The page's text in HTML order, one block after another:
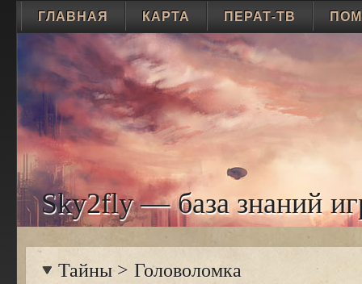
ГЛАВНАЯ КАРТА ПЕРАТ-ТВ
Sky2fly — база знаний
Тайны> Головоломка